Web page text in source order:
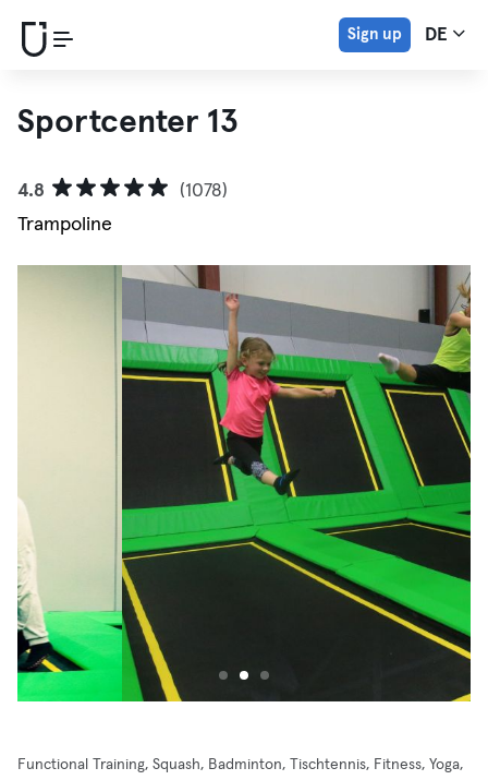
Sign up DE
Sportcenter 13
4.8
(1078)
Trampoline
Functional Training, Squash, Badminton, Tischtennis, Fitness, Yoga,